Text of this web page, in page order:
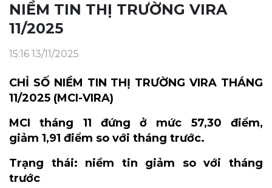
NIỀM TIN THỊ TRƯỜNG VIRA
11/2025
15:16 13/11/2025
CHỈ SỐ NIỀM TIN THỊ TRƯỜNG VIRA THÁNG
11/2025 (MCI-VIRA)
MCI tháng 11 đứng ở mức 57,30 điểm,
giảm 1,91 điểm so với tháng trước.
Trạng thái: niềm tin giảm so với tháng
trước